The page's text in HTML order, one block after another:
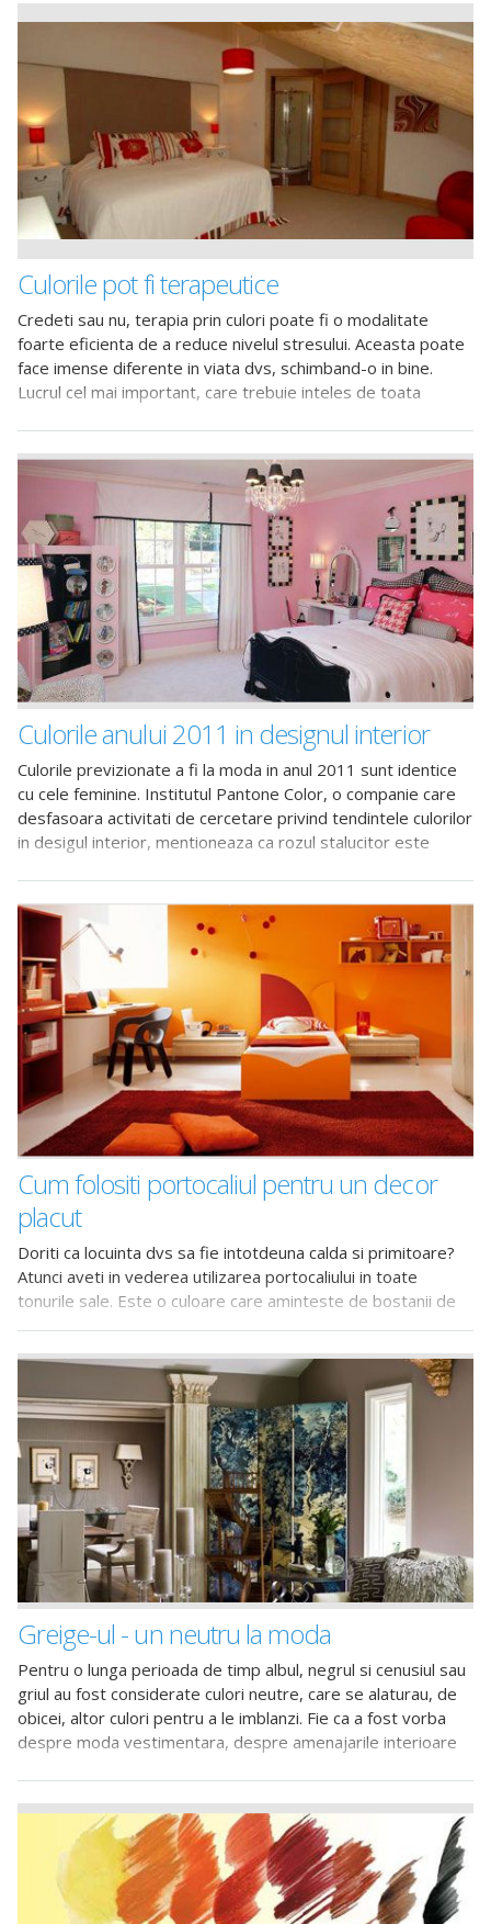
Culorile pot fi terapeutice
Credeti sau nu, terapia prin culori poate fi o modalitate
foarte eficienta de a reduce nivelul stresului. Aceasta poate
face imense diferente in viata dvs, schimband-o in bine.
Lucrul cel mai important, care trebuie inteles de toata
Culorile anului 2011 in designul interior
Culorile previzionate a fi la moda in anul 2011 sunt identice
cu cele feminine. Institutul Pantone Color, o companie care
desfasoara activitati de cercetare privind tendintele culorilor
in desigul interior, mentioneaza ca rozul stalucitor este
Cum folositi portocaliul pentru un decor
placut
Doriti ca locuinta dvs sa fie intotdeuna calda si primitoare?
Atunci aveti in vederea utilizarea portocaliului in toate
tonurile sale. Este o culoare care aminteste de bostanii de
bine in decorul interior
Greige-ul - un neutru la moda
Pentru o lunga perioada de timp albul, negrul si cenusiul sau
griul au fost considerate culori neutre, care se alaturau, de
obicei, altor culori pentru a le imblanzi. Fie ca a fost vorba
despre moda vestimentara, despre amenajarile interioare